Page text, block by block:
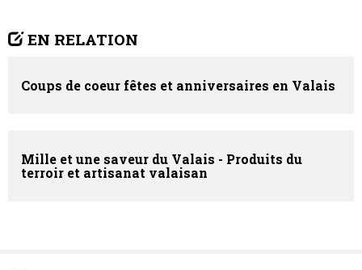
EN RELATION
Coups de coeur fêtes et anniversaires en Valais
Mille et une saveur du Valais - Produits du
terroir et artisanat valaisan